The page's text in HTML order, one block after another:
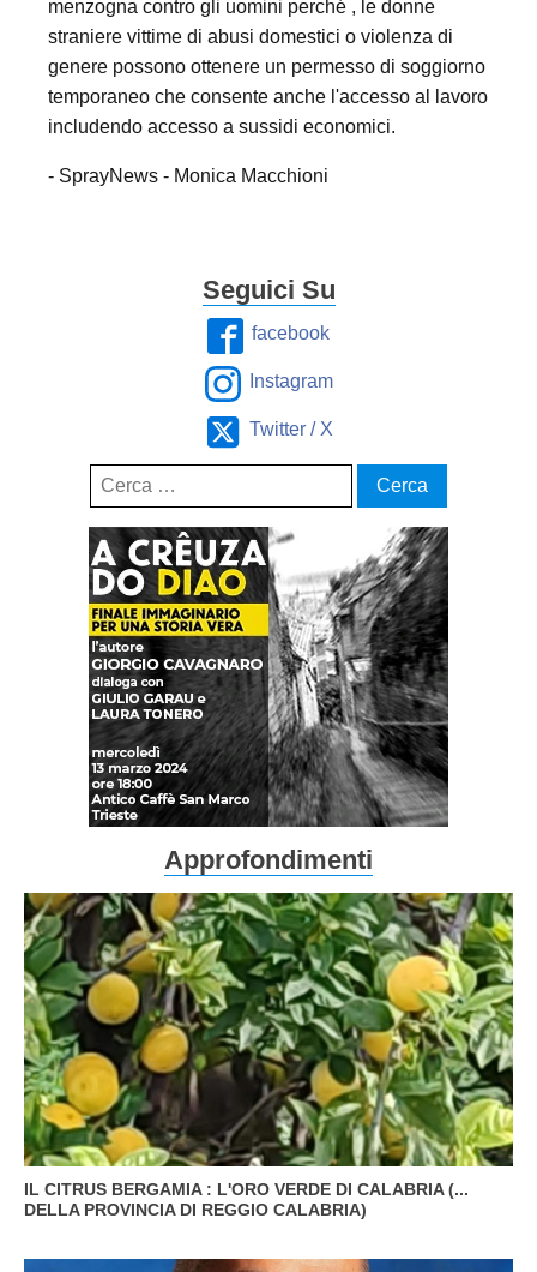
menzogna contro gli uomini perché , le donne
straniere vittime di abusi domestici o violenza di
genere possono ottenere un permesso di soggiorno
temporaneo che consente anche l'accesso al lavoro
includendo accesso a sussidi economici.
- SprayNews - Monica Macchioni
Seguici Su
facebook
Instagram
Twitter / X
Ricerca
per:
Approfondimenti
IL CITRUS BERGAMIA : L'ORO VERDE DI CALABRIA (...
DELLA PROVINCIA DI REGGIO CALABRIA)